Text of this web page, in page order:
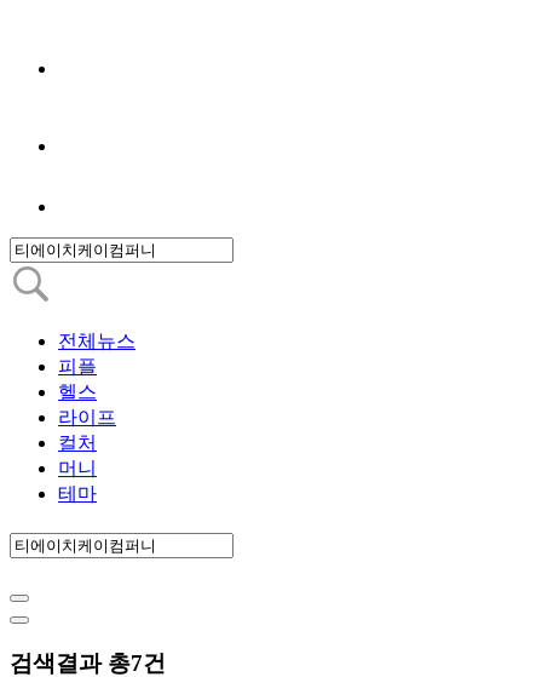
전체뉴스
피플
헬스
라이프
컬처
머니
테마
검색결과 총7건